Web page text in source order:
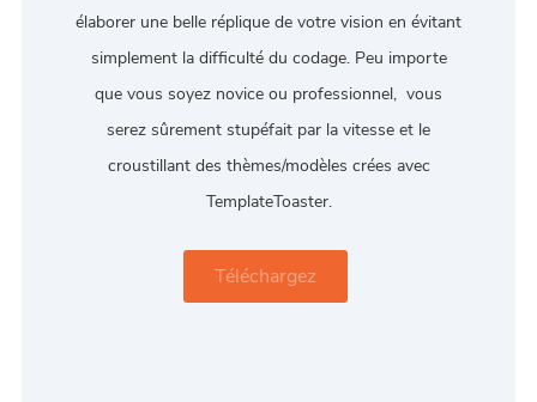
élaborer une belle réplique de votre vision en évitant
simplement la difficulté du codage. Peu importe
que vous soyez novice ou professionnel, vous
serez sûrement stupéfait par la vitesse et le
croustillant des thèmes/modèles crées avec
TemplateToaster.
Téléchargez